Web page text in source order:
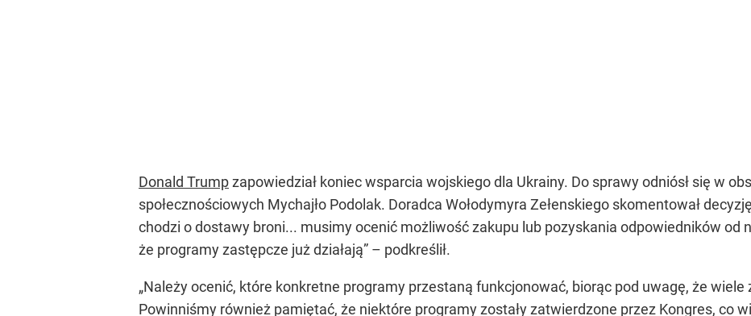
Donald Trumpzapowiedział koniec wsparcia wojskiego dla Ukrainy. Do sprawy odniósł się w
społecznościowych Mychajło Podolak. Doradca Wołodymyra Zełenskiego skomentował
chodzi o dostawy broni... musimy ocenić możliwość zakupu lub pozyskania odpowiedników od
że programy zastępcze już działają” – podkreślił.
„Należy ocenić, które konkretne programy przestaną funkcjonować, biorąc pod uwagę, że wiele
Powinniśmy również pamiętać, że niektóre programy zostały zatwierdzone przez Kongres, co